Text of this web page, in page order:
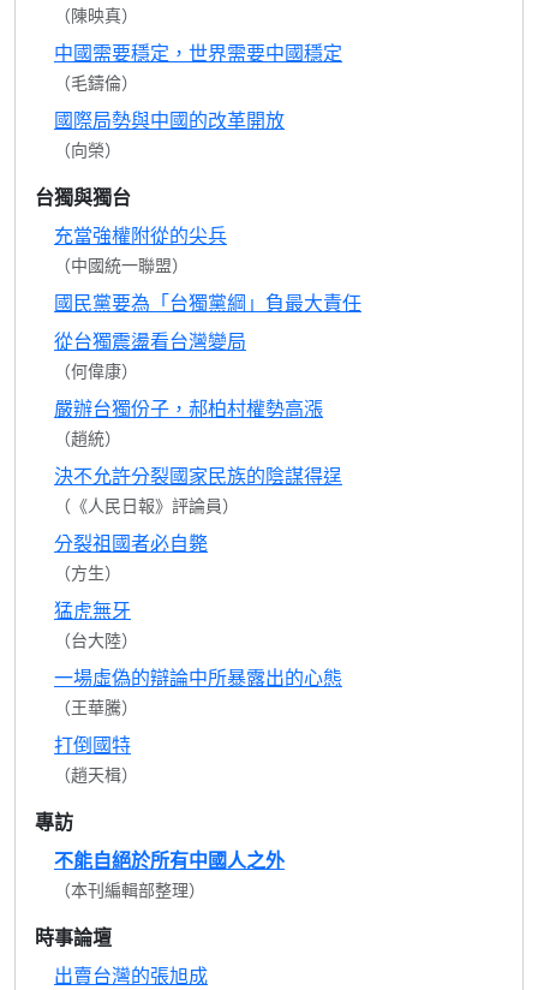
（陳映真）
中國需要穩定，世界需要中國穩定
（毛鑄倫）
國際局勢與中國的改革開放
（向榮）
台獨與獨台
充當強權附從的尖兵
（中國統一聯盟）
國民黨要為「台獨黨綱」負最大責任
從台獨震盪看台灣變局
（何偉康）
嚴辦台獨份子，郝柏村權勢高漲
（趙統）
決不允許分裂國家民族的陰謀得逞
（《人民日報》評論員）
分裂祖國者必自斃
（方生）
猛虎無牙
（台大陸）
一場虛偽的辯論中所暴露出的心態
（王華騰）
打倒國特
（趙天楫）
專訪
不能自絕於所有中國人之外
（本刊編輯部整理）
時事論壇
出賣台灣的張旭成